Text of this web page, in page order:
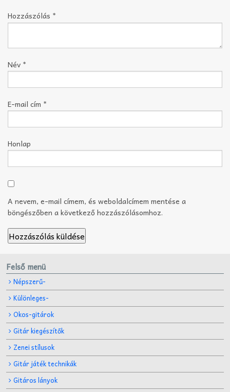
Hozzászólás *
Név *
E-mail cím *
Honlap
A nevem, e-mail címem, és weboldalcímem mentése a
böngészőben a következő hozzászólásomhoz.
Felső menü
Népszerű-
Különleges-
Okos-gitárok
Gitár kiegészítők
Zenei stílusok
Gitár játék technikák
Gitáros lányok